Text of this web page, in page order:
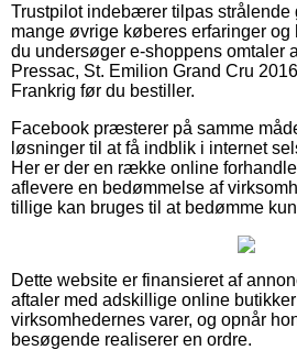
Trustpilot indebærer tilpas strålende
mange øvrige køberes erfaringer og
du undersøger e-shoppens omtaler
Pressac, St. Emilion Grand Cru
Frankrig før du bestiller.
Facebook præsterer på samme
løsninger til at få indblik i internet
Her er der en række online
aflevere en bedømmelse af
tillige kan bruges til at bedømme
Dette website er finansieret af
aftaler med adskillige online
virksomhedernes varer, og opnår
besøgende realiserer en ordre.